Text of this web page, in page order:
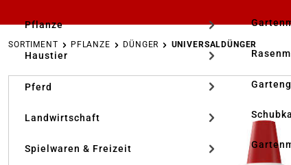
Pflanze
Haustier
Pferd
Landwirtschaft
Spielwaren & Freizeit
SORTIMENT PFLANZE DÜNGER UNIVERSALDÜNGER
Bildergalerie überspringen